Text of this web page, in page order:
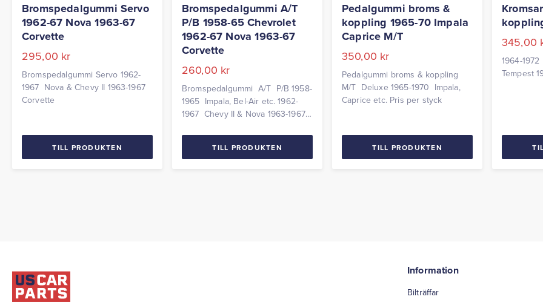
Bromspedalgummi Servo
1962-67 Nova 1963-67
Corvette
295,00 kr
Bromspedalgummi Servo 1962-
1967 Nova & Chevy II 1963-1967
Corvette
TILL PRODUKTEN
Bromspedalgummi A/T
P/B 1958-65 Chevrolet
1962-67 Nova 1963-67
Corvette
260,00 kr
Bromspedalgummi A/T P/B 1958-
1965 Impala, Bel-Air etc. 1962-
1967 Chevy II & Nova 1963-1967
TILL PRODUKTEN
Pedalgummi broms &
koppling 1965-70 Impala
Caprice M/T
350,00 kr
Pedalgummi broms & koppling
M/T Deluxe 1965-1970 Impala,
Caprice etc. Pris per styck
TILL PRODUKTEN
345,00
1964-
Tempest
Information
Bilträffar